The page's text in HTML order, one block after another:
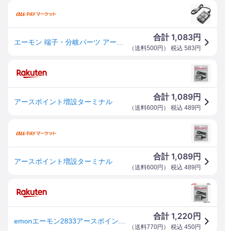
合計1,083円
（送料500円 ） 税込 583 円
アースポイント増設ターミナル
合計1,089円
（送料600円 ） 税込 489 円
アースポイント増設ターミナル
合計1,089円
（送料600円 ） 税込 489 円
合計1,220 円
（送料770円 ） 税込 450円